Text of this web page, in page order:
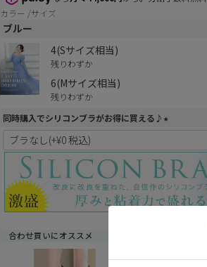
カラー
サイズ
ブルー
4(Sサイズ相当)
残りわずか
6(Mサイズ相当)
残りわずか
同時購入でシリコンブラがお得に買える♪
(
須
)
合わせ買いにオススメ